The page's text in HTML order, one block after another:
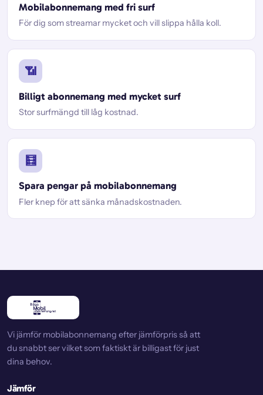
Mobilabonnemang med fri surf
För dig som streamar mycket och vill slippa hålla koll.
📶
Billigt abonnemang med mycket surf
Stor surfmängd till låg kostnad.
🧮
Spara pengar på mobilabonnemang
Fler knep för att sänka månadskostnaden.
Vi jämför mobilabonnemang efter jämförpris så att
du snabbt ser vilket som faktiskt är billigast för just
dina behov.
Jämför